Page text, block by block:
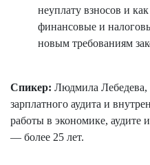
неуплату взносов и
финансовые и
новым требованиям
Спикер: Людмила Лебедева,
зарплатного аудита и
работы в экономике, аудите
— более 25 лет.